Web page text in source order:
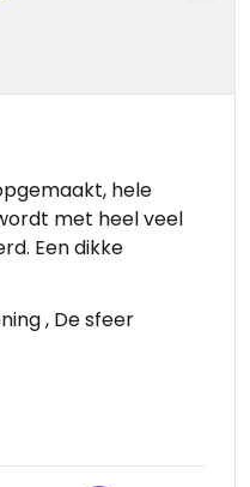
hele
met heel veel
Een dikke
, De sfeer